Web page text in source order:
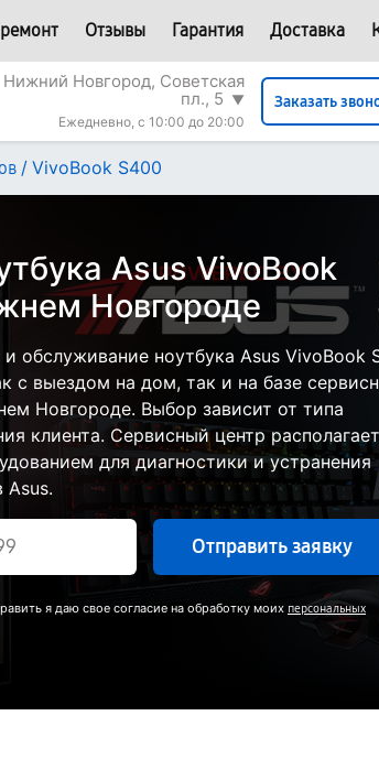
Отзывы Гарантия Доставка
Нижний Новгород, Советская
пл., 5 ▼
Ежедневно, с 10:00 до 20:00
Заказать
/ VivoBook S400
Asus VivoBook
Новгороде
обслуживание ноутбука Asus VivoBook
с выездом на дом, так и на базе
Новгороде. Выбор зависит от типа
клиента. Сервисный центр располагает
для диагностики и устранения
Asus.
Отправить заявку
я даю свое согласие на обработку моих персональных